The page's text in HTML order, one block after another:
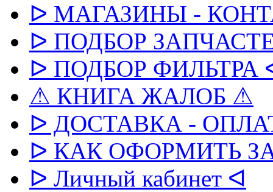
ᐅ МАГАЗИНЫ -
ᐅ ПОДБОР
ᐅ ПОДБОР ФИЛЬТРА
⚠ КНИГА ЖАЛОБ ⚠
ᐅ ДОСТАВКА -
ᐅ КАК ОФОРМИТЬ
ᐅ Личный кабинет ᐊ